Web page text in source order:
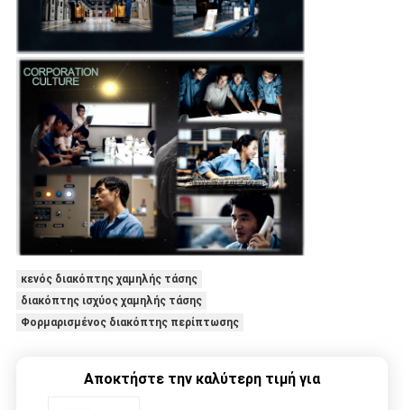
κενός διακόπτης χαμηλής τάσης
διακόπτης ισχύος χαμηλής τάσης
Φορμαρισμένος διακόπτης περίπτωσης
Αποκτήστε την καλύτερη τιμή για